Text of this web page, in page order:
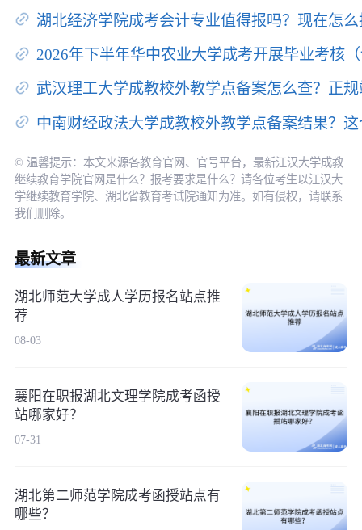
湖北经济学院成考会计专业值得报吗？现在怎
2026年下半年华中农业大学成考开展毕业考核
武汉理工大学成教校外教学点备案怎么查？正
中南财经政法大学成教校外教学点备案结果？
© 温馨提示：本文来源各教育官网、官号平台，最新江汉大学成教
继续教育学院官网是什么？报考要求是什么？请各位考生以江汉大
学继续教育学院、湖北省教育考试院通知为准。如有侵权，请联系
我们删除。
最新文章
湖北师范大学成人学历报名站点推
荐
08-03
襄阳在职报湖北文理学院成考函授
站哪家好？
07-31
湖北第二师范学院成考函授站点有
哪些？